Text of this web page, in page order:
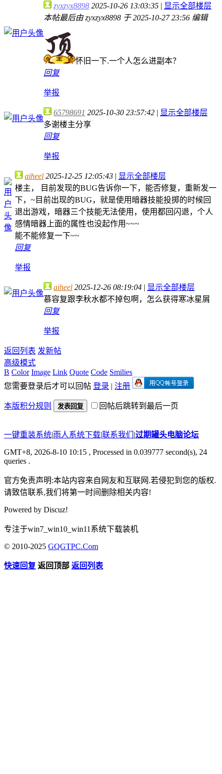
zyxzyx8898 2025-10-26 13:03:35 | 显示全部楼层
本帖最后由 zyxzyx8898 于 2025-10-27 23:56 编辑
怀旧一下.一个人怎么进副本？
回复
举报
65798691 2025-10-30 23:57:42 | 显示全部楼层
多谢楼主分享
回复
举报
aiheel 2025-12-25 12:05:43 | 显示全部楼层
楼主， 目前发现的BUG告诉你一下，能否修复，重新发一
下，~目前出现的BUG，就是使用暗器技能投掷的时候回
退出游戏，暗器三个技能无法使用，使用都回闪退，个人
感情暗器上面的属性也没起作用~~~
能不能修复一下~~
回复
举报
aiheel 2025-12-26 08:19:04 | 显示全部楼层
慕容复跟李秋水都不掉包啊，怎么获得寒冰星屑
回复
举报
返回列表 发新帖
高级模式
B Color Image Link Quote Code Smilies
您需要登录后才可以回帖 登录 | 注册
本版积分规则 发表回复 回帖后跳转到最后一页
一键重装系统|雨人系统下载|联系我们 |过期罐头电脑论坛
GMT+8, 2026-8-10 10:15 , Processed in 0.039777 second(s), 24
queries .
官方免责声明:本站内容来自网友和互联网.若侵犯到您的版权.
请致信联系,我们将第一时间删除相关内容!
Powered by Discuz!
专注于win7_win10_win11系统下载装机
© 2010-2025 GQGTPC.Com
快速回复 返回顶部 返回列表